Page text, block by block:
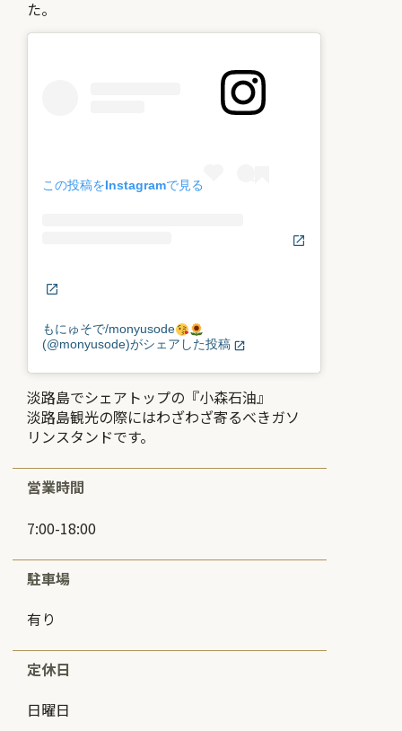
た。
この投稿をInstagramで見る
もにゅそで/monyusode
(@monyusode)がシェアした投稿
淡路島でシェアトップの『小森石油』
淡路島観光の際にはわざわざ寄るべきガソ
リンスタンドです。
営業時間
7:00-18:00
駐車場
有り
定休日
日曜日